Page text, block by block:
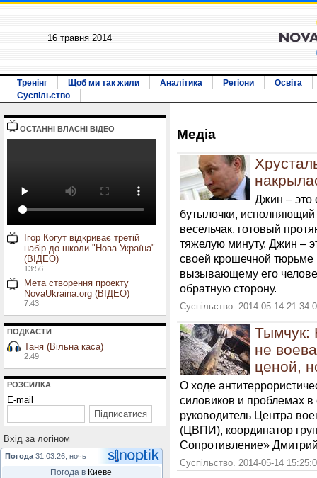
16 травня 2014
Тренінг Щоб ми так жили Аналітика Регіони
Освіта
Суспільство
ОСТАННI ВЛАСНI ВIДЕО
Ігор Когут відкриває третій
набір до школи "Нова Україна"
(ВІДЕО)
13:56
Мета створення проекту
NovaUkraina.org (ВІДЕО)
7:43
ПОДКАСТИ
Таня (Вільна каса)
2:49
РОЗСИЛКА
E-mail
Вхiд за логiном
Погода 31.03.26, ночь
Погода в Киеве
Медiа
Джин – это
бутылочки,
весельчак, готовый
тяжелую минуту. Джин –
своей крошечной
вызывающему его
обратную сторону.
Суспільство. 2014-05-14
Тымчук:
не
ценой,
О ходе
силовиков и проблемах
руководитель Центра
(ЦВПИ), координатор
Сопротивление»
Суспільство. 2014-05-14